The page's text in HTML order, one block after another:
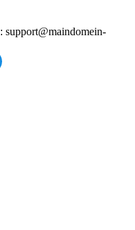
support@maindomein-